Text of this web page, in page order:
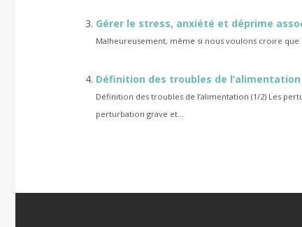
Gérer le stress, anxiété et déprime
Malheureusement, même si nous voulons croire que
Définition des troubles de l’alimentation
Définition des troubles de l’alimentation (1/2) Les
perturbation grave et...